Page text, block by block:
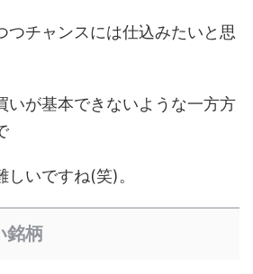
つチャンスには仕込みたいと思
いが基本できないような一方方
いですね(笑)。
銘柄